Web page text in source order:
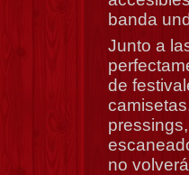
banda
Junto a
de
no